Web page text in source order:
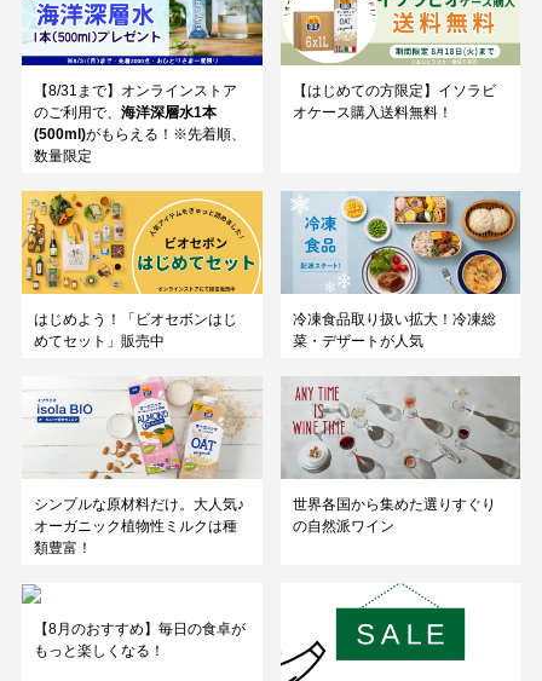
【8/31まで】オンラインストア
のご利用で、 海洋深層水1本
(500ml)がもらえる！※先着順、
数量限定
【はじめての方限定】イソラビ
オケース購入送料無料！
はじめよう！「ビオセボンはじ
めてセット」販売中
冷凍食品取り扱い拡大！冷凍総
菜・デザートが人気
シンプルな原材料だけ。大人気♪
オーガニック植物性ミルクは種
類豊富！
世界各国から集めた選りすぐり
の自然派ワイン
【8月のおすすめ】毎日の食卓が
もっと楽しくなる！